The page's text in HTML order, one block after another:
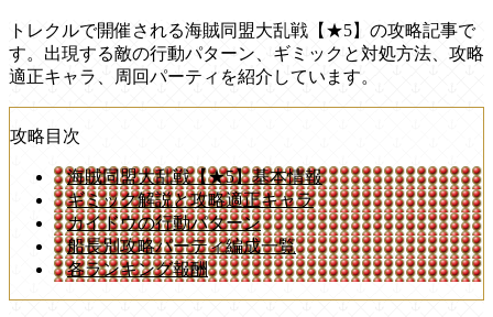
トレクルで開催される海賊同盟大乱戦【★5】の攻略記事で
す。出現する敵の行動パターン、ギミックと対処方法、攻略
適正キャラ、周回パーティを紹介しています。
攻略目次
海賊同盟大乱戦【★5】基本情報
ギミック解説と攻略適正キャラ
カイドウの行動パターン
船長別攻略パーティ編成一覧
各ランキング報酬